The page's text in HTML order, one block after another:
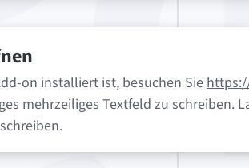
on installiert ist, besuchen Sie
mehrzeiliges Textfeld zu schreiben.